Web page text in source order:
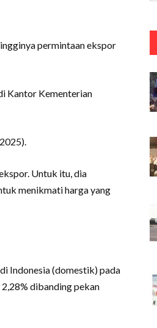
permintaan ekspor
Kantor Kementerian
Untuk itu, dia
menikmati harga yang
Indonesia (domestik) pada
dibanding pekan